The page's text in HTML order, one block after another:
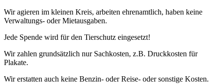
Wir agieren im kleinen Kreis, arbeiten ehrenamtlich, haben keine
Verwaltungs- oder Mietausgaben.
Jede Spende wird für den Tierschutz eingesetzt!
Wir zahlen grundsätzlich nur Sachkosten, z.B. Druckkosten für
Plakate.
Wir erstatten auch keine Benzin- oder Reise- oder sonstige Kosten.